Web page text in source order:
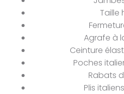
Taille
Agrafe à
Ceinture
Poches
Rabats
Plis